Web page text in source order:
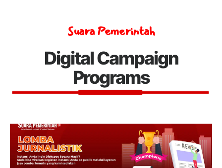
Suara Pemerintah
Digital Campaign
Programs